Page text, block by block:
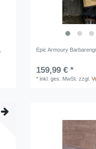
Epic Armoury
159,99 € *
*inkl. ges. MwSt. zzgl.